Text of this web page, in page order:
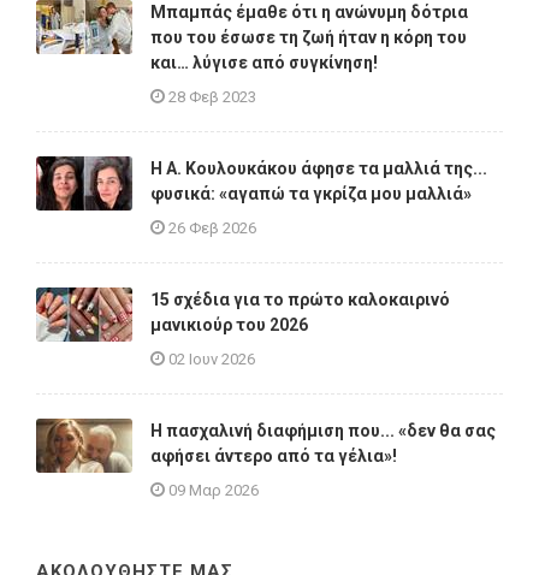
Μπαμπάς έμαθε ότι η ανώνυμη δότρια
που του έσωσε τη ζωή ήταν η κόρη του
και… λύγισε από συγκίνηση!
28 Φεβ 2023
Η A. Κουλουκάκου άφησε τα μαλλιά της...
φυσικά: «αγαπώ τα γκρίζα μου μαλλιά»
26 Φεβ 2026
15 σχέδια για το πρώτο καλοκαιρινό
μανικιούρ του 2026
02 Ιουν 2026
Η πασχαλινή διαφήμιση που... «δεν θα σας
αφήσει άντερο από τα γέλια»!
09 Μαρ 2026